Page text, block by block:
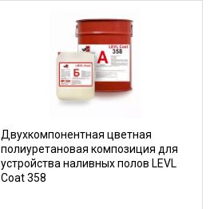
Двухкомпонентная цветная
полиуретановая композиция для
устройства наливных полов LEVL
Coat 358